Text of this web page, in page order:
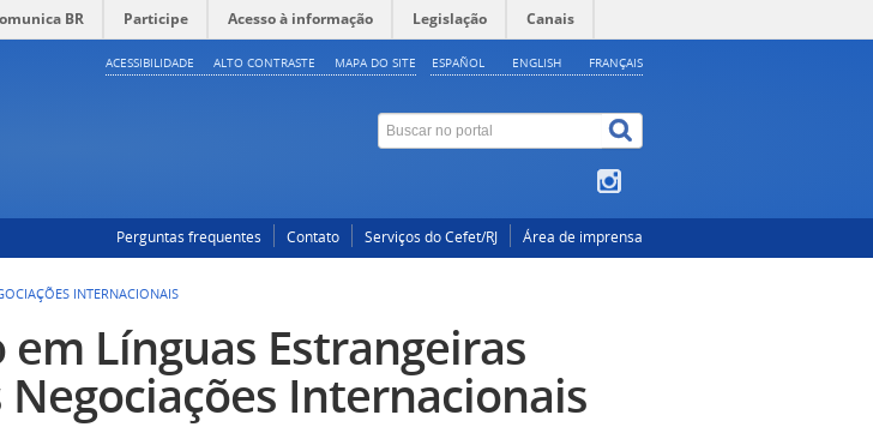
BR Participe Acesso à informação Legislação Canais
ESPAÑOL ENGLISH FRANÇAIS
ACESSIBILIDADE ALTO CONTRASTE MAPA DO SITE
Perguntas frequentes Contato Serviços do Cefet/RJ Área de imprensa
INTERNACIONAIS
Línguas Estrangeiras
Negociações Internacionais